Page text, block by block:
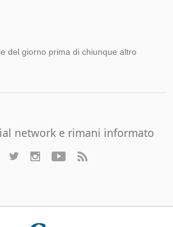
del giorno prima di chiunque altro
network e rimani informato